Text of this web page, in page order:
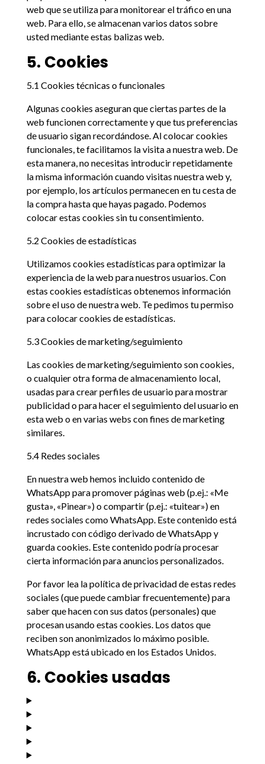
web que se utiliza para monitorear el tráfico en una
web. Para ello, se almacenan varios datos sobre
usted mediante estas balizas web.
5. Cookies
5.1 Cookies técnicas o funcionales
Algunas cookies aseguran que ciertas partes de la
web funcionen correctamente y que tus preferencias
de usuario sigan recordándose. Al colocar cookies
funcionales, te facilitamos la visita a nuestra web. De
esta manera, no necesitas introducir repetidamente
la misma información cuando visitas nuestra web y,
por ejemplo, los artículos permanecen en tu cesta de
la compra hasta que hayas pagado. Podemos
colocar estas cookies sin tu consentimiento.
5.2 Cookies de estadísticas
Utilizamos cookies estadísticas para optimizar la
experiencia de la web para nuestros usuarios. Con
estas cookies estadísticas obtenemos información
sobre el uso de nuestra web. Te pedimos tu permiso
para colocar cookies de estadísticas.
5.3 Cookies de marketing/seguimiento
Las cookies de marketing/seguimiento son cookies,
o cualquier otra forma de almacenamiento local,
usadas para crear perfiles de usuario para mostrar
publicidad o para hacer el seguimiento del usuario en
esta web o en varias webs con fines de marketing
similares.
5.4 Redes sociales
En nuestra web hemos incluido contenido de
WhatsApp para promover páginas web (p.ej.: «Me
gusta», «Pinear») o compartir (p.ej.: «tuitear») en
redes sociales como WhatsApp. Este contenido está
incrustado con código derivado de WhatsApp y
guarda cookies. Este contenido podría procesar
cierta información para anuncios personalizados.
Por favor lea la política de privacidad de estas redes
sociales (que puede cambiar frecuentemente) para
saber que hacen con sus datos (personales) que
procesan usando estas cookies. Los datos que
reciben son anonimizados lo máximo posible.
WhatsApp está ubicado en los Estados Unidos.
6. Cookies usadas